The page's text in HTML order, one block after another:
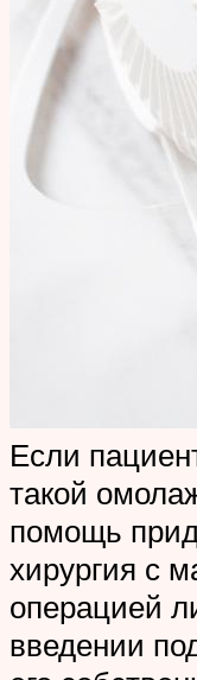
Если
такой
помощь
хирургия с
операцией
введении